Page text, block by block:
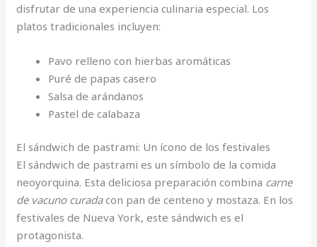
disfrutar de una experiencia culinaria especial. Los
platos tradicionales incluyen:
Pavo relleno con hierbas aromáticas
Puré de papas casero
Salsa de arándanos
Pastel de calabaza
El sándwich de pastrami: Un ícono de los festivales
El sándwich de pastrami es un símbolo de la comida
neoyorquina. Esta deliciosa preparación combina carne
de vacuno curadacon pan de centeno y mostaza. En los
festivales de Nueva York, este sándwich es el
protagonista.